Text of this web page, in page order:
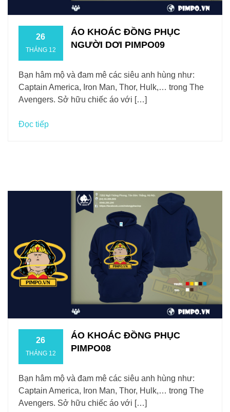
26
THÁNG 12
ÁO KHOÁC ĐỒNG PHỤC
NGƯỜI DƠI PIMPO09
Bạn hâm mộ và đam mê các siêu anh hùng như:
Captain America, Iron Man, Thor, Hulk,… trong The
Avengers. Sở hữu chiếc áo với […]
Đọc tiếp
26
THÁNG 12
ÁO KHOÁC ĐỒNG PHỤC
PIMPO08
Bạn hâm mộ và đam mê các siêu anh hùng như:
Captain America, Iron Man, Thor, Hulk,… trong The
Avengers. Sở hữu chiếc áo với […]